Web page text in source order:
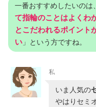
一番おすすめしたいのは
て指輪のことはよくわ
とこだわれるポイント
い 」という方ですね。
私
いま人気の
やはりセミ